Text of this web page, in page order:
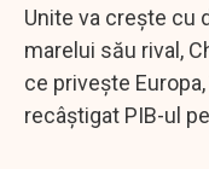
Unite va crește cu
marelui său rival,
ce privește
recâștigat PIB-ul